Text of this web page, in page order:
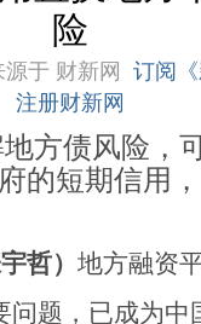
险
源于 财新网
订阅
注册财新网
债风险，
的短期信用
哲） 地方融资
问题，已成为中